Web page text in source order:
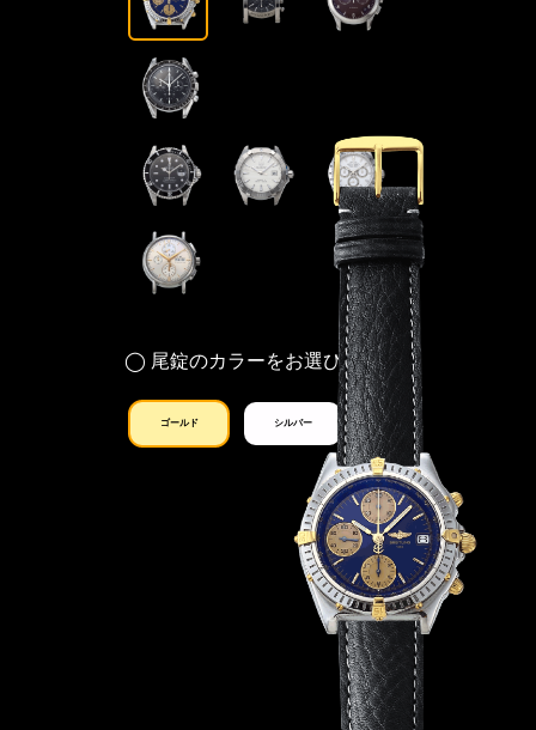
◯ 尾錠のカラーをお選びください
ゴールド シルバー